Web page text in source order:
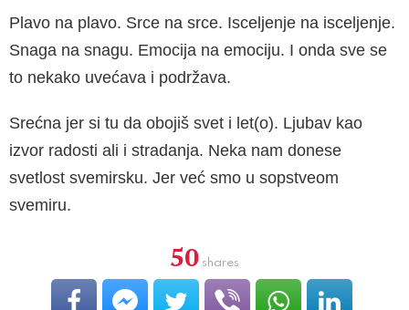
Plavo na plavo. Srce na srce. Isceljenje na isceljenje.
Snaga na snagu. Emocija na emociju. I onda sve se
to nekako uvećava i podržava.
Srećna jer si tu da obojiš svet i let(o). Ljubav kao
izvor radosti ali i stradanja. Neka nam donese
svetlost svemirsku. Jer već smo u sopstveom
svemiru.
50 shares